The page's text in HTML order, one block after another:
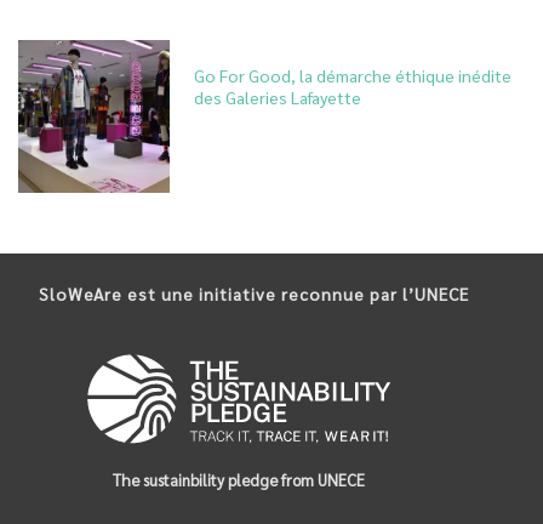
Go For Good, la démarche éthique inédite
des Galeries Lafayette
SloWeAre est une initiative reconnue par l’UNECE
The sustainbility pledge from UNECE